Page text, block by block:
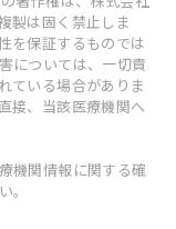
製は固く禁止しま
を保証するものでは
については、一切責
ている場合がありま
接、当該医療機関へ
機関情報に関する確